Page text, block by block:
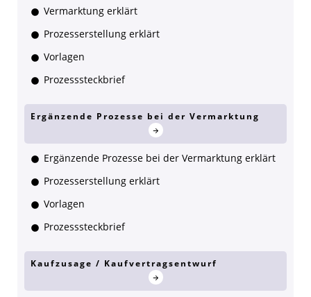
Vermarktung erklärt
Prozesserstellung erklärt
Vorlagen
Prozesssteckbrief
Ergänzende Prozesse bei der Vermarktung
Ergänzende Prozesse bei der Vermarktung erklärt
Prozesserstellung erklärt
Vorlagen
Prozesssteckbrief
Kaufzusage / Kaufvertragsentwurf